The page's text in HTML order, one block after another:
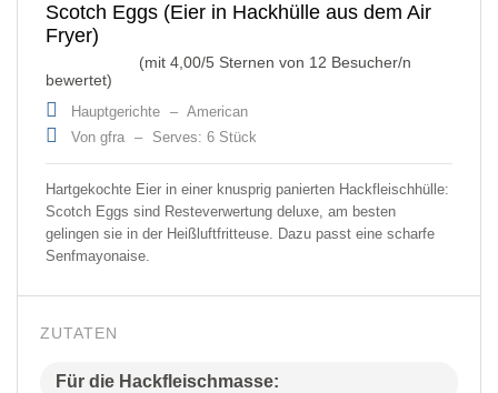
Scotch Eggs (Eier in Hackhülle aus dem Air
Fryer)
(mit 4,00/5 Sternen von 12 Besucher/n
bewertet)
Hauptgerichte – American
Von gfra – Serves: 6 Stück
Hartgekochte Eier in einer knusprig panierten Hackfleischhülle:
Scotch Eggs sind Resteverwertung deluxe, am besten
gelingen sie in der Heißluftfritteuse. Dazu passt eine scharfe
Senfmayonaise.
ZUTATEN
Für die Hackfleischmasse: